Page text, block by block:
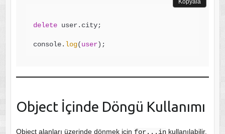
delete user.city;
console. log(user
Kopyala
Object İçinde Döngü Kullanımı
Object alanları üzerinde dönmek için for...inkullanılabilir.